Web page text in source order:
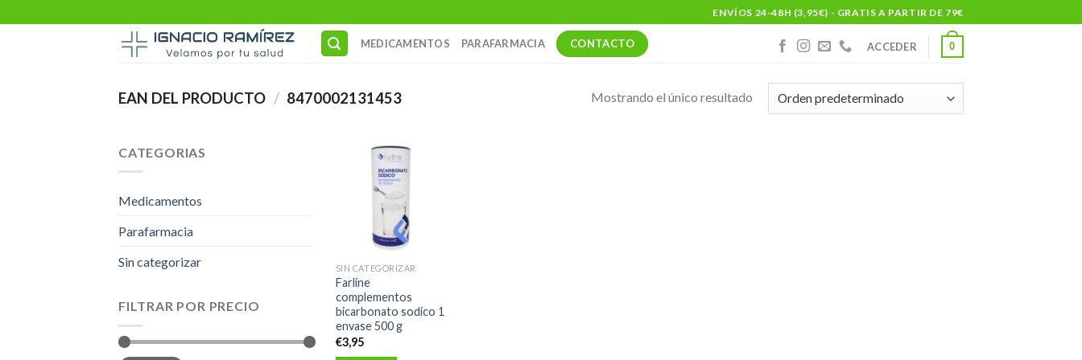
to
ENVÍOS 24-48H (3,95€) - GRATIS A PARTIR DE 79€
MEDICAMENTOS PARAFARMACIA CONTACTO ACCEDER 0
EAN DEL PRODUCTO / 8470002131453 Mostrando el único resultado
CATEGORIAS
Medicamentos
Parafarmacia
Sin categorizar
FILTRAR POR PRECIO
SIN CATEGORIZAR
Farline
complementos
bicarbonato sodico 1
envase 500 g
€3,95